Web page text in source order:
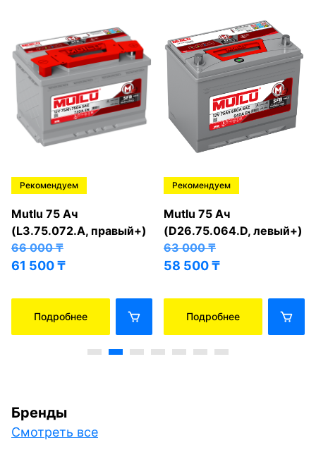
Рекомендуем
Mutlu 75 Ач
(L3.75.072.A, правый+)
66 000₸
61 500₸
Подробнее
Рекомендуем
Mutlu 75 Ач
(D26.75.064.D, левый+)
63 000₸
58 500₸
Подробнее
Бренды
Смотреть все